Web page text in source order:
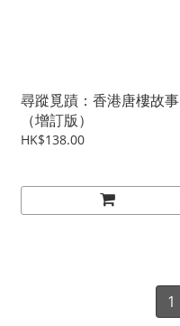
尋蹤覓蹟：香港唐樓故事
（增訂版）
HK$138.00
1